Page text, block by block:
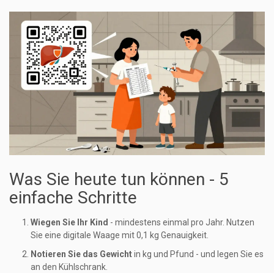
Was Sie heute tun können - 5
einfache Schritte
Wiegen Sie Ihr Kind - mindestens einmal pro Jahr. Nutzen
Sie eine digitale Waage mit 0,1 kg Genauigkeit.
Notieren Sie das Gewichtin kg und Pfund - und legen Sie es
an den Kühlschrank.